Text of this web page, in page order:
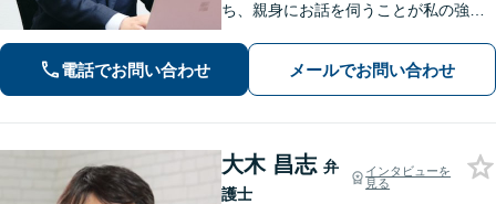
ち、親身にお話を伺うことが私の強み
だろうか」と迷われている方でも、ま
ずはお気軽にご相談ください【休日・
電話でお問い合わせ メールでお問い合わせ
大木 昌志 弁
護士
インタビューを
見る